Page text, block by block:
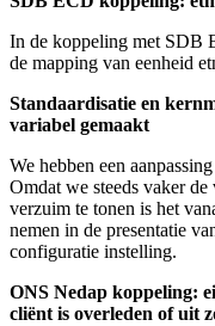
In de koppeling met SDB
de mapping van eenheid
Standaardisatie en
variabel gemaakt
We hebben een
Omdat we steeds vaker
verzuim te tonen is het
nemen in de presentatie
configuratie instelling.
ONS Nedap koppeling:
cliënt is overleden of uit